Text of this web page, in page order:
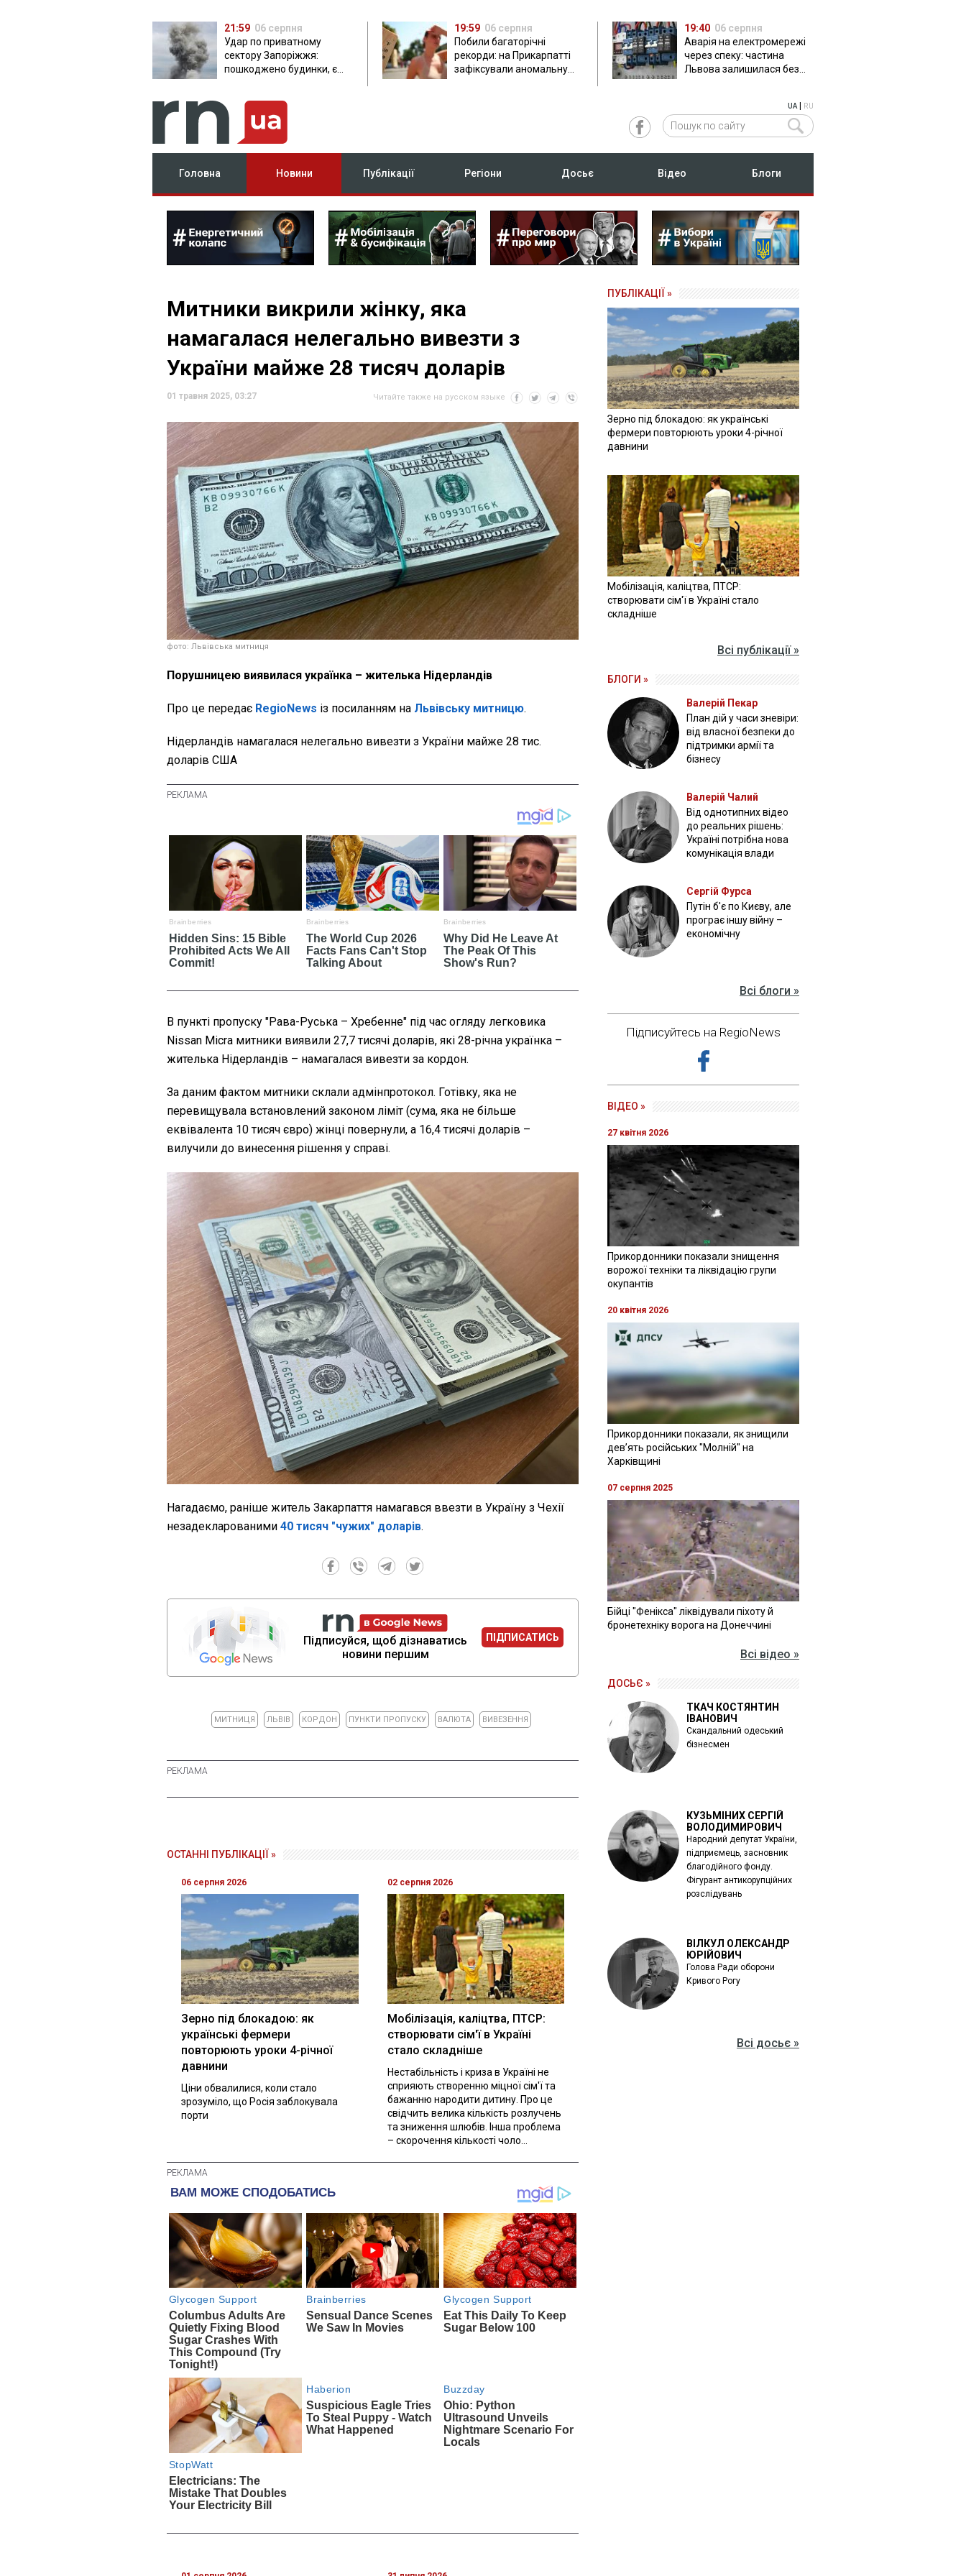
21:59 06 серпня
Удар по приватному
сектору Запоріжжя:
пошкоджено будинки, є
19:59 06 серпня
Побили багаторічні
рекорди: на Прикарпатті
зафіксували аномальну
19:40 06 серпня
Аварія на електромережі
через спеку: частина
Львова залишилася без
UA| RU
Головна Новини Публікації Регіони Досьє Відео Блоги
Митники викрили жінку, яка
намагалася нелегально вивезти з
України майже 28 тисяч доларів
01 травня 2025, 03:27 Читайте также на русском языке
фото: Львівська митниця
Порушницею виявилася українка – жителька Нідерландів
Про це передає RegioNews із посиланням на Львівську митницю.
Нідерландів намагалася нелегально вивезти з України майже 28 тис.
доларів США
В пункті пропуску "Рава-Руська – Хребенне" під час огляду легковика
Nissan Micra митники виявили 27,7 тисячі доларів, які 28-річна українка –
жителька Нідерландів – намагалася вивезти за кордон.
За даним фактом митники склали адмінпротокол. Готівку, яка не
перевищувала встановлений законом ліміт (сума, яка не більше
еквівалента 10 тисяч євро) жінці повернули, а 16,4 тисячі доларів –
вилучили до винесення рішення у справі.
Нагадаємо, раніше житель Закарпаття намагався ввезти в Україну з Чехії
незадекларованими 40 тисяч "чужих" доларів.
Підписуйся, щоб дізнаватись
новини першим
ПІДПИСАТИСЬ
МИТНИЦЯ ЛЬВІВ КОРДОН ПУНКТИ ПРОПУСКУ ВАЛЮТА ВИВЕЗЕННЯ
ОСТАННІ ПУБЛІКАЦІЇ »
06 серпня 2026
Зерно під блокадою: як
українські фермери
повторюють уроки 4-річної
давнини
Ціни обвалилися, коли стало
зрозуміло, що Росія заблокувала
порти
02 серпня 2026
Мобілізація, каліцтва, ПТСР:
створювати сім'ї в Україні
стало складніше
Нестабільність і криза в Україні не
сприяють створенню міцної сім'ї та
бажанню народити дитину. Про це
свідчить велика кількість розлучень
та зниження шлюбів. Інша проблема
– скорочення кількості чоло...
ПУБЛІКАЦІЇ »
Зерно під блокадою: як українські
фермери повторюють уроки 4-річної
давнини
Мобілізація, каліцтва, ПТСР:
створювати сім'ї в Україні стало
складніше
Всі публікації »
БЛОГИ »
Валерій Пекар
План дій у часи зневіри:
від власної безпеки до
підтримки армії та
бізнесу
Валерій Чалий
Від однотипних відео
до реальних рішень:
Україні потрібна нова
комунікація влади
Сергій Фурса
Путін б'є по Києву, але
програє іншу війну –
економічну
Всі блоги »
Підписуйтесь на RegioNews
ВІДЕО »
27 квітня 2026
Прикордонники показали знищення
ворожої техніки та ліквідацію групи
окупантів
20 квітня 2026
Прикордонники показали, як знищили
девʼять російських "Молній" на
Харківщині
07 серпня 2025
Бійці "Фенікса" ліквідували піхоту й
бронетехніку ворога на Донеччині
Всі відео »
ДОСЬЄ »
ТКАЧ КОСТЯНТИН
ІВАНОВИЧ
Скандальний одеський
бізнесмен
КУЗЬМІНИХ СЕРГІЙ
ВОЛОДИМИРОВИЧ
Народний депутат України,
підприємець, засновник
благодійного фонду.
Фігурант антикорупційних
розслідувань
ВІЛКУЛ ОЛЕКСАНДР
ЮРІЙОВИЧ
Голова Ради оборони
Кривого Рогу
Всі досьє »